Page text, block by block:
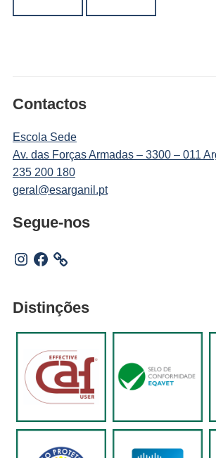
Contactos
Escola Sede
Av. das Forças Armadas – 3300 – 011
235 200 180
geral@esarganil.pt
Segue-nos
Instagram
Facebook
Distinções